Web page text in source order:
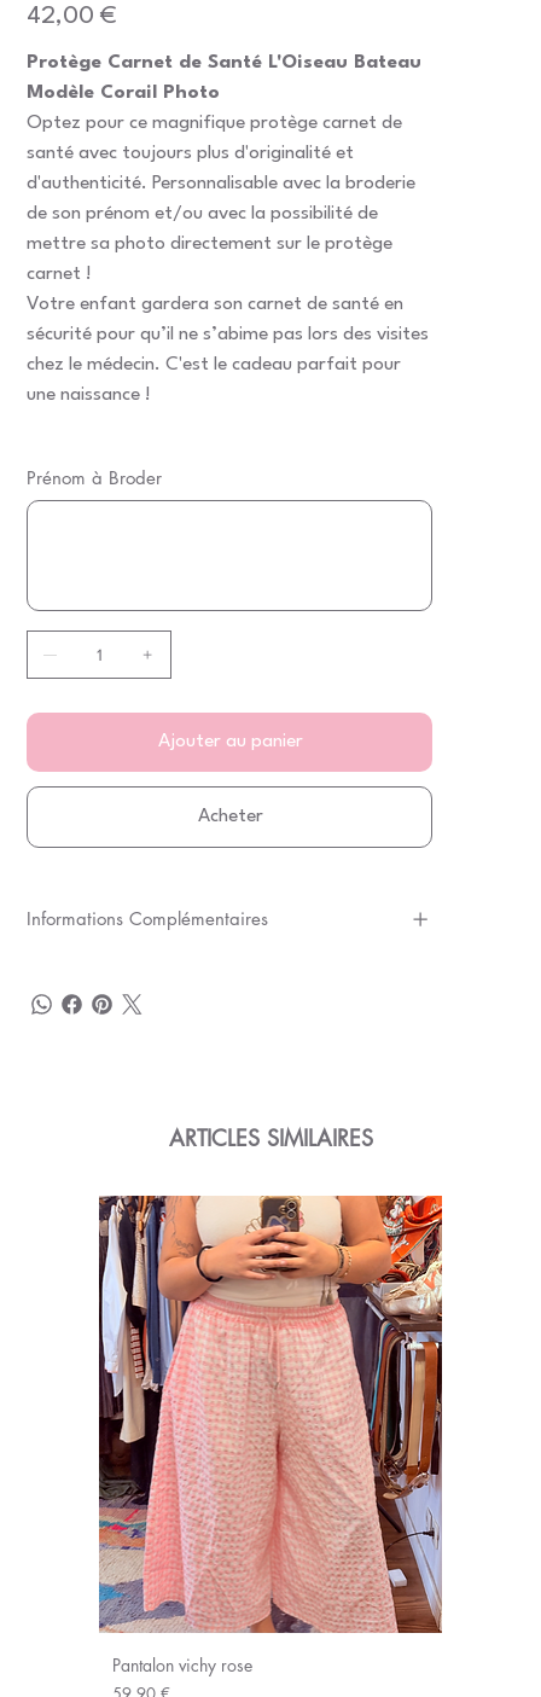
Prix
42,00 €
Protège Carnet de Santé L'Oiseau Bateau
Modèle Corail Photo
Optez pour ce magnifique protège carnet de
santé avec toujours plus d'originalité et
d'authenticité. Personnalisable avec la broderie
de son prénom et/ou avec la possibilité de
mettre sa photo directement sur le protège
carnet !
Votre enfant gardera son carnet de santé en
sécurité pour qu’il ne s’abime pas lors des visites
chez le médecin. C'est le cadeau parfait pour
une naissance !
Prénom à Broder
15
Ajouter au panier
Acheter
Informations Complémentaires
ARTICLES SIMILAIRES
Pantalon vichy rose
Prix